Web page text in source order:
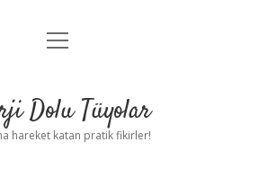
Anasayfa
Yasal Uyarı
menüyü
Dolu Tüyolar
hareket katan pratik fikirler!